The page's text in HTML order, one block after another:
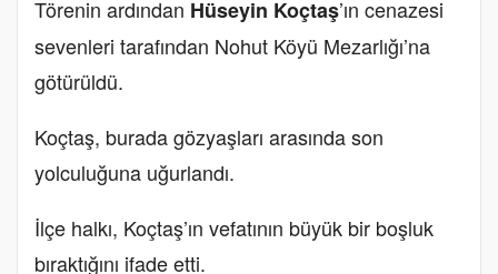
Törenin ardından Hüseyin Koçtaş’ın cenazesi
sevenleri tarafından Nohut Köyü Mezarlığı’na
götürüldü.
Koçtaş, burada gözyaşları arasında son
yolculuğuna uğurlandı.
İlçe halkı, Koçtaş’ın vefatının büyük bir boşluk
bıraktığını ifade etti.